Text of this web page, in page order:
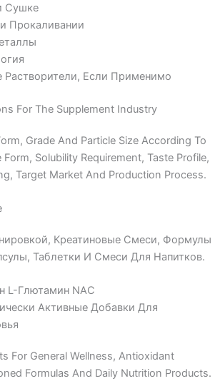
Сушке
Прокаливании
Растворители, Если Применимо
For The Supplement Industry
Grade And Particle Size According To
Solubility Requirement, Taste Profile,
Target Market And Production Process.
Креатиновые Смеси, Формулы
Таблетки И Смеси Для Напитков.
L-Глютамин NAC
Активные Добавки Для
For General Wellness, Antioxidant
Formulas And Daily Nutrition Products.